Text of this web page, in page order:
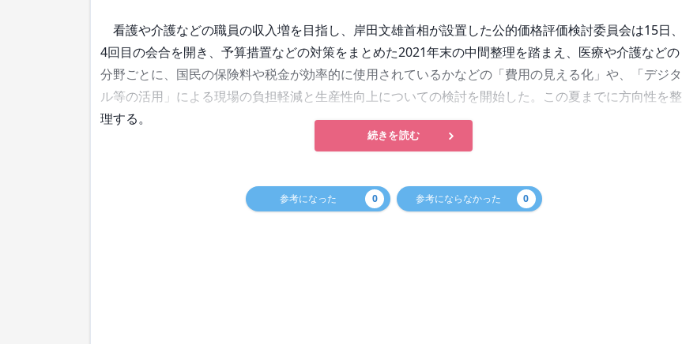
看護や介護などの職員の収入増を目指し、岸田文雄首相が設置した公的価格評価検討委員会は15日、
4回目の会合を開き、予算措置などの対策をまとめた2021年末の中間整理を踏まえ、医療や介護などの
分野ごとに、国民の保険料や税金が効率的に使用されているかなどの「費用の見える化」や、「デジタ
ル等の活用」による現場の負担軽減と生産性向上についての検討を開始した。この夏までに方向性を整
理する。
続きを読む
参考になった 0 参考にならなかった 0